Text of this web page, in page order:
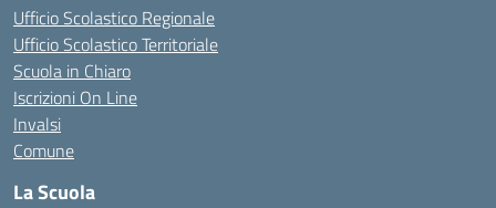
Ufficio Scolastico Regionale
Ufficio Scolastico Territoriale
Scuola in Chiaro
Iscrizioni On Line
Invalsi
Comune
La Scuola